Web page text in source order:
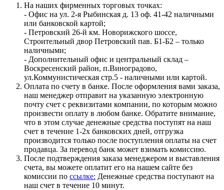
На наших фирменных торговых точках:
- Офис на ул. 2-я Рыбинская д. 13 оф. 41-42 наличными
или банковской картой;
- Петровский 26-й км. Новорижского шоссе,
Строительный двор Петровский пав. Б1-Б2 – только
наличными;
- Дополнительный офис и центральный склад –
Воскресенский район, п.Виноградово,
ул.Коммунистическая стр.5 - наличными или картой.
Оплата по счету в банке. После оформления вами заказа,
наш менеджер отправит на указанную электронную
почту счет с реквизитами компании, по которым можно
произвести оплату в любом банке. Обратите внимание,
что в этом случае денежные средства поступят на наш
счет в течение 1-2х банковских дней, отгрузка
производится только после поступления оплаты на счет
продавца. За перевод банк может взимать комиссию.
После подтверждения заказа менеджером и выставления
счета, вы можете оплатит его на нашем сайте без
комиссии по ссылке: Денежные средства поступают на
наш счет в течение 10 минут.